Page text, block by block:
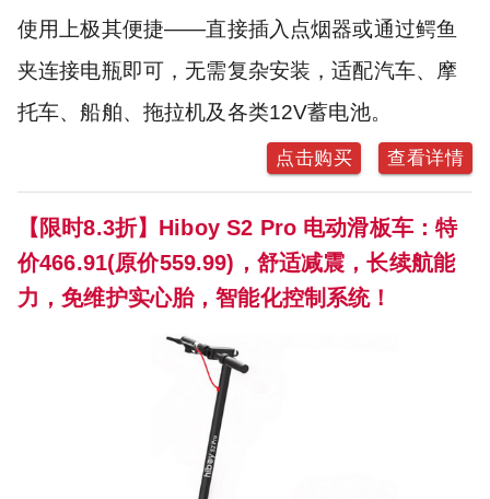
使用上极其便捷——直接插入点烟器或通过鳄鱼
夹连接电瓶即可，无需复杂安装，适配汽车、摩
托车、船舶、拖拉机及各类12V蓄电池。
点击购买 查看详情
【限时8.3折】Hiboy S2 Pro 电动滑板车：特
价466.91(原价559.99)，舒适减震，长续航能
力，免维护实心胎，智能化控制系统！